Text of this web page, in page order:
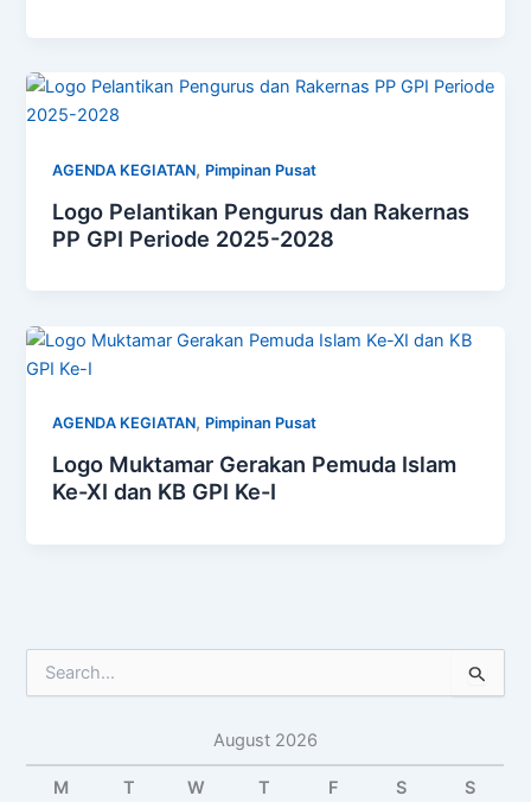
AGENDA KEGIATAN, Pimpinan Pusat
Logo Pelantikan Pengurus dan Rakernas
PP GPI Periode 2025-2028
AGENDA KEGIATAN, Pimpinan Pusat
Logo Muktamar Gerakan Pemuda Islam
Ke-XI dan KB GPI Ke-I
e
c
August 2026
M T W T F S S